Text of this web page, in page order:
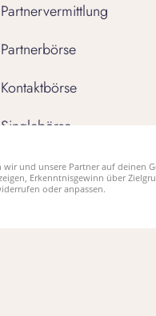
Partnervermittlung
Partnerbörse
Kontaktbörse
Singlebörse
und unsere Partner auf deinen
Erkenntnisgewinn über
oder anpassen.